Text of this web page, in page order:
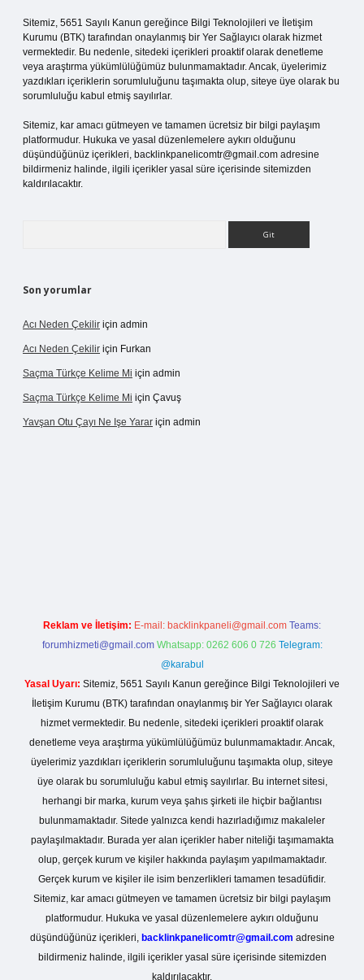
Sitemiz, 5651 Sayılı Kanun gereğince Bilgi Teknolojileri ve İletişim
Kurumu (BTK) tarafından onaylanmış bir Yer Sağlayıcı olarak hizmet
vermektedir. Bu nedenle, sitedeki içerikleri proaktif olarak denetleme
veya araştırma yükümlülüğümüz bulunmamaktadır. Ancak, üyelerimiz
yazdıkları içeriklerin sorumluluğunu taşımakta olup, siteye üye olarak bu
sorumluluğu kabul etmiş sayılırlar.
Sitemiz, kar amacı gütmeyen ve tamamen ücretsiz bir bilgi paylaşım
platformudur. Hukuka ve yasal düzenlemelere aykırı olduğunu
düşündüğünüz içerikleri, backlinkpanelicomtr@gmail.com adresine
bildirmeniz halinde, ilgili içerikler yasal süre içerisinde sitemizden
kaldırılacaktır.
Son yorumlar
Acı Neden Çekilir için admin
Acı Neden Çekilir için Furkan
Saçma Türkçe Kelime Mi için admin
Saçma Türkçe Kelime Mi için Çavuş
Yavşan Otu Çayı Ne Işe Yarar için admin
Reklam ve İletişim: E-mail: backlinkpaneli@gmail.com Teams:
forumhizmeti@gmail.com Whatsapp: 0262 606 0 726 Telegram:
@karabul
Yasal Uyarı: Sitemiz, 5651 Sayılı Kanun gereğince Bilgi Teknolojileri ve
İletişim Kurumu (BTK) tarafından onaylanmış bir Yer Sağlayıcı olarak
hizmet vermektedir. Bu nedenle, sitedeki içerikleri proaktif olarak
denetleme veya araştırma yükümlülüğümüz bulunmamaktadır. Ancak,
üyelerimiz yazdıkları içeriklerin sorumluluğunu taşımakta olup, siteye
üye olarak bu sorumluluğu kabul etmiş sayılırlar. Bu internet sitesi,
herhangi bir marka, kurum veya şahıs şirketi ile hiçbir bağlantısı
bulunmamaktadır. Sitede yalnızca kendi hazırladığımız makaleler
paylaşılmaktadır. Burada yer alan içerikler haber niteliği taşımamakta
olup, gerçek kurum ve kişiler hakkında paylaşım yapılmamaktadır.
Gerçek kurum ve kişiler ile isim benzerlikleri tamamen tesadüfidir.
Sitemiz, kar amacı gütmeyen ve tamamen ücretsiz bir bilgi paylaşım
platformudur. Hukuka ve yasal düzenlemelere aykırı olduğunu
düşündüğünüz içerikleri, backlinkpanelicomtr@gmail.com adresine
bildirmeniz halinde, ilgili içerikler yasal süre içerisinde sitemizden
kaldırılacaktır.